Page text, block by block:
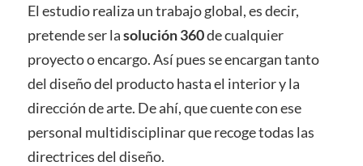
El estudio realiza un trabajo global, es decir,
pretende ser lasolución 360de cualquier
proyecto o encargo. Así pues se encargan tanto
del diseño del producto hasta el interior y la
dirección de arte. De ahí, que cuente con ese
personal multidisciplinar que recoge todas las
directrices del diseño.